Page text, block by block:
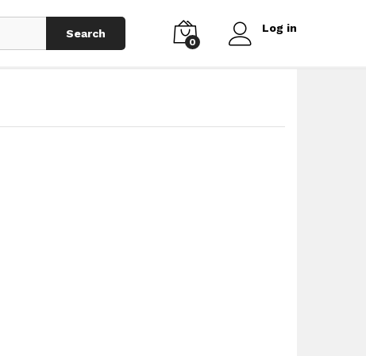
Search
0
Log in